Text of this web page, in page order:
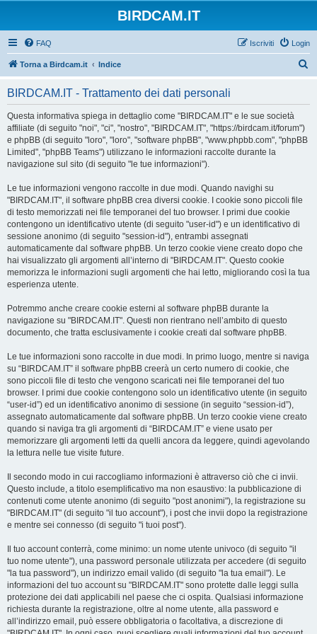
BIRDCAM.IT
FAQ Login
Iscriviti
Torna a Birdcam.it Indice
BIRDCAM.IT - Trattamento dei dati personali
Questa informativa spiega in dettaglio come "BIRDCAM.IT" e le sue società
affiliate (di seguito "noi", "ci", "nostro", "BIRDCAM.IT", "https://birdcam.it/forum")
e phpBB (di seguito "loro", "loro", "software phpBB", "www.phpbb.com", "phpBB
Limited", "phpBB Teams") utilizzano le informazioni raccolte durante la
navigazione sul sito (di seguito "le tue informazioni").
Le tue informazioni vengono raccolte in due modi. Quando navighi su
"BIRDCAM.IT", il software phpBB crea diversi cookie. I cookie sono piccoli file
di testo memorizzati nei file temporanei del tuo browser. I primi due cookie
contengono un identificativo utente (di seguito "user-id") e un identificativo di
sessione anonimo (di seguito "session-id"), entrambi assegnati
automaticamente dal software phpBB. Un terzo cookie viene creato dopo che
hai visualizzato gli argomenti all’interno di "BIRDCAM.IT". Questo cookie
memorizza le informazioni sugli argomenti che hai letto, migliorando così la tua
esperienza utente.
Potremmo anche creare cookie esterni al software phpBB durante la
navigazione su "BIRDCAM.IT". Questi non rientrano nell’ambito di questo
documento, che tratta esclusivamente i cookie creati dal software phpBB.
Le tue informazioni sono raccolte in due modi. In primo luogo, mentre si naviga
su “BIRDCAM.IT” il software phpBB creerà un certo numero di cookie, che
sono piccoli file di testo che vengono scaricati nei file temporanei del tuo
browser. I primi due cookie contengono solo un identificativo utente (in seguito
“user-id”) ed un identificativo anonimo di sessione (in seguito “session-id”),
assegnato automaticamente dal software phpBB. Un terzo cookie viene creato
quando si naviga tra gli argomenti di “BIRDCAM.IT” e viene usato per
memorizzare gli argomenti letti da quelli ancora da leggere, quindi agevolando
la lettura nelle tue visite future.
Il secondo modo in cui raccogliamo informazioni è attraverso ciò che ci invii.
Questo include, a titolo esemplificativo ma non esaustivo: la pubblicazione di
contenuti come utente anonimo (di seguito "post anonimi"), la registrazione su
"BIRDCAM.IT" (di seguito "il tuo account"), i post che invii dopo la registrazione
e mentre sei connesso (di seguito "i tuoi post").
Il tuo account conterrà, come minimo: un nome utente univoco (di seguito "il
tuo nome utente"), una password personale utilizzata per accedere (di seguito
"la tua password"), un indirizzo email valido (di seguito "la tua email"). Le
informazioni del tuo account su "BIRDCAM.IT" sono protette dalle leggi sulla
protezione dei dati applicabili nel paese che ci ospita. Qualsiasi informazione
richiesta durante la registrazione, oltre al nome utente, alla password e
all’indirizzo email, può essere obbligatoria o facoltativa, a discrezione di